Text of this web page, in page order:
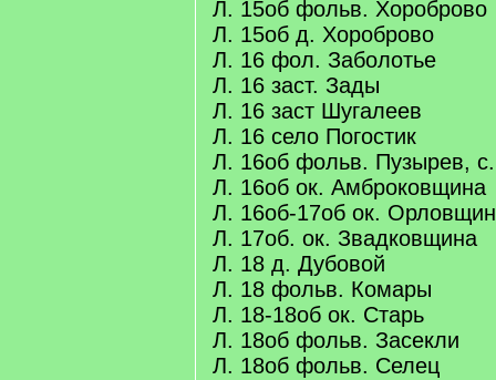
Л. 15об фольв. Хороброво
Л. 15об д. Хороброво
Л. 16 фол. Заболотье
Л. 16 заст. Зады
Л. 16 заст Шугалеев
Л. 16 село Погостик
Л. 16об фольв. Пузырев,
Л. 16об ок. Амброковщина
Л. 16об-17об ок.
Л. 17об. ок. Звадковщина
Л. 18 д. Дубовой
Л. 18 фольв. Комары
Л. 18-18об ок. Старь
Л. 18об фольв. Засекли
Л. 18об фольв. Селец